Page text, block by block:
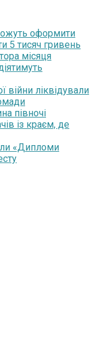
оформити
5 тисяч гривень
місяця
війни ліквідували
півночі
із краєм, де
«Дипломи